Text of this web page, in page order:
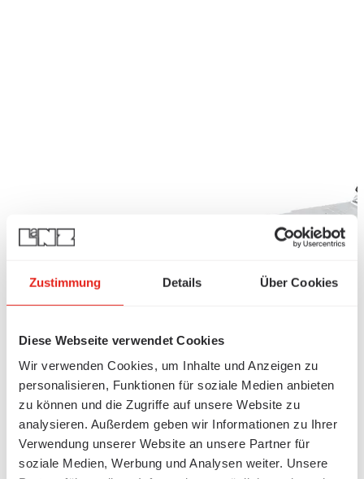
Zustimmung Details Über Cookies
Diese Webseite verwendet Cookies
Wir verwenden Cookies, um Inhalte und Anzeigen zu
personalisieren, Funktionen für soziale Medien anbieten
zu können und die Zugriffe auf unsere Website zu
analysieren. Außerdem geben wir Informationen zu Ihrer
Verwendung unserer Website an unsere Partner für
soziale Medien, Werbung und Analysen weiter. Unsere